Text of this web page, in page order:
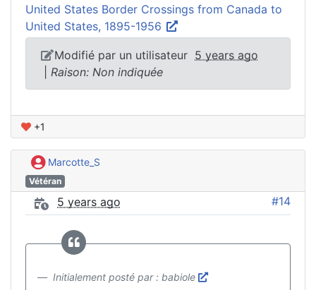
United States Border Crossings from Canada to
United States, 1895-1956
Modifié par un utilisateur 5 years ago
Raison: Non indiquée
+1
Marcotte_S
Vétéran
5 years ago #14
Initialement posté par : babiole